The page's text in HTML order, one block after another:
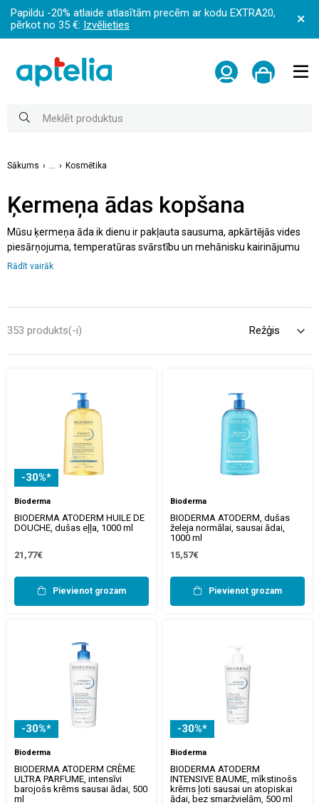
Papildu -20% atlaide atlasītām precēm ar kodu EXTRA20,
pērkot no 35 €: Izvēlieties
Sākums Kosmētika
Ķermeņa ādas kopšana
Mūsu ķermeņa āda ik dienu ir pakļauta sausuma, apkārtējās vides
piesārņojuma, temperatūras svārstību un mehānisku kairinājumu
iedarbībai. Tāpēc ķermeņa ādas kopšana nav greznība, bet gan
līdzekļi – no ikdienas ķermeņa losjona līdz intensīvi barojošam un
skaistumu, bet arī vispārējo komforta sajūtu. Aptelia interneta
aptiekā atradīsiet plašu ķermeņa krēmu, balzamu, losjonu un citu
Rādīt vairāk
353 produkts(-i)
-30%*
Bioderma
BIODERMA ATODERM HUILE DE
DOUCHE, dušas eļļa, 1000 ml
21,77€
Pievienot grozam
Bioderma
BIODERMA ATODERM, dušas
želeja normālai, sausai ādai,
1000 ml
15,57€
Pievienot grozam
-30%*
Bioderma
BIODERMA ATODERM CRÈME
ULTRA PARFUME, intensīvi
barojošs krēms sausai ādai, 500
ml
-30%*
Bioderma
BIODERMA ATODERM
INTENSIVE BAUME, mīkstinošs
krēms ļoti sausai un atopiskai
ādai, bez smaržvielām, 500 ml